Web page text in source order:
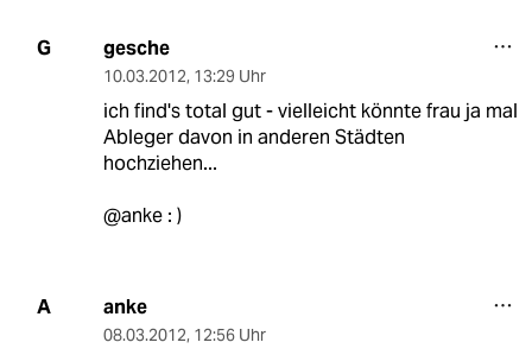
G gesche
10.03.2012, 13:29 Uhr
ich find's total gut - vielleicht könnte frau ja mal
Ableger davon in anderen Städten
hochziehen...
@anke : )
A anke
08.03.2012, 12:56 Uhr